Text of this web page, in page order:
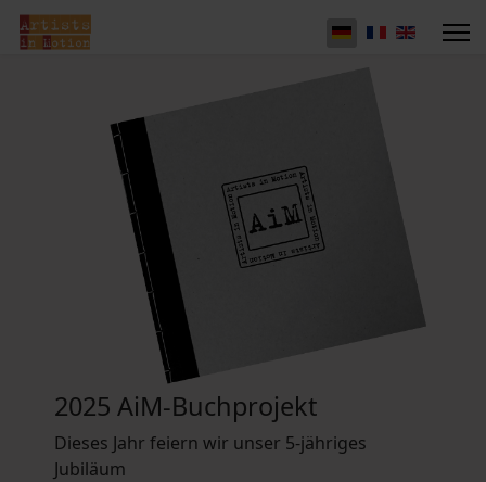
2025 AiM-Buchprojekt
Dieses Jahr feiern wir unser 5-jähriges
Jubiläum